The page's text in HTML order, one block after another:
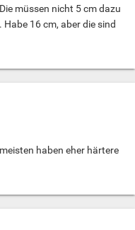
müssen nicht 5 cm dazu
16 cm, aber die sind
haben eher härtere